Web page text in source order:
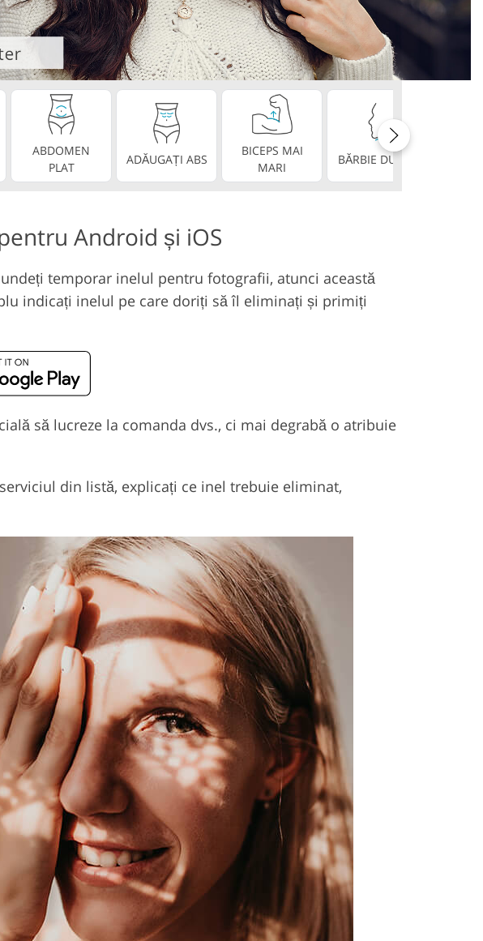
Servicii de editare video
ABDOMEN
PLAT
ADĂUGAȚI ABS
BICEPS MAI
MARI
BĂRBIE DUBLĂ
Android și iOS
temporar inelul pentru fotografii, atunci această
indicați inelul pe care doriți să îl eliminați și primiți
să lucreze la comanda dvs., ci mai degrabă o atribuie
din listă, explicați ce inel trebuie eliminat,